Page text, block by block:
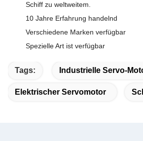
Schiff zu weltweitem.
10 Jahre Erfahrung handelnd
Verschiedene Marken verfügbar
Spezielle Art ist verfügbar
Tags: Industrielle Servo-
Elektrischer Servomotor